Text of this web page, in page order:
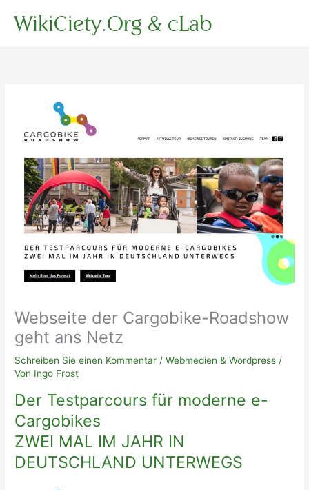
InhaltWikiCiety.Org & cLab
Webseite der Cargobike-Roadshow
geht ans Netz
Schreiben Sie einen Kommentar /Webmedien & Wordpress /
Von Ingo Frost
Der Testparcours für moderne e-
Cargobikes
ZWEI MAL IM JAHR IN
DEUTSCHLAND UNTERWEGS